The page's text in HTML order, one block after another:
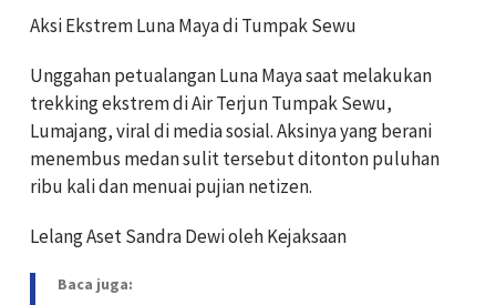
Aksi Ekstrem Luna Maya di Tumpak Sewu
Unggahan petualangan Luna Maya saat melakukan
trekking ekstrem di Air Terjun Tumpak Sewu,
Lumajang, viral di media sosial. Aksinya yang berani
menembus medan sulit tersebut ditonton puluhan
ribu kali dan menuai pujian netizen.
Lelang Aset Sandra Dewi oleh Kejaksaan
Baca juga: